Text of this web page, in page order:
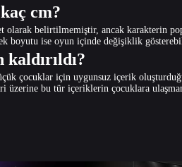
cm?
olarak belirtilmemiştir, ancak karakterin
boyutu ise oyun içinde değişiklik
çocuklar için uygunsuz içerik
bu tür içeriklerin çocuklara